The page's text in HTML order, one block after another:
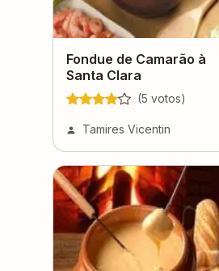
Fondue de Camarão à
Santa Clara
(5 votos)
Tamires Vicentin